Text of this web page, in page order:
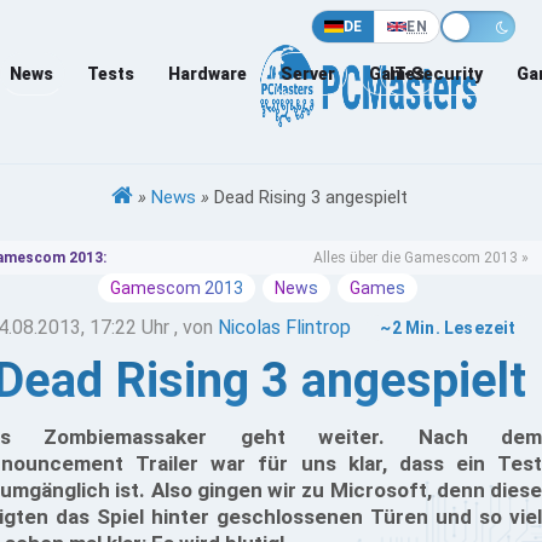
DE EN
News Tests Hardware Server Games
IT-Security
» News » Dead Rising 3 angespielt
2013: Alles über die Gamescom 2013 »
Gamescom 2013 News Games
17:22 Uhr , von Nicolas Flintrop ~2 Min. Lesezeit
Rising 3 angespielt
Zombiemassaker geht weiter. Nach dem
Trailer war für uns klar, dass ein Test
ist. Also gingen wir zu Microsoft, denn diese
das Spiel hinter geschlossenen Türen und so viel